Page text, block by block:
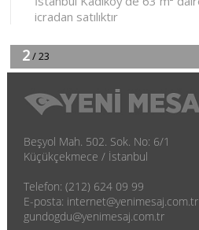
Beşyol Mah. 502. Sok. No: 6/1
Küçükçekmece / İstanbul
Telefon: (212) 624 09 99
E-posta: internet@yenimesaj.com.tr
gundogdu@yenimesaj.com.tr